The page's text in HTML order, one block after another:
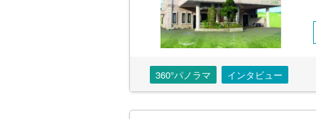
360°パノラマ インタビュー